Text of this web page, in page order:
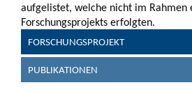
aufgelistet, welche nicht im Rahmen
Forschungsprojekts erfolgten.
FORSCHUNGSPROJEKT
PUBLIKATIONEN